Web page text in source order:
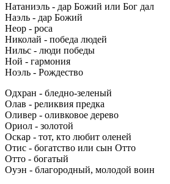
Натаниэль - дар Божий или Бог дал
Наэль - дар Божий
Неор - роса
Николай - победа людей
Нильс - люди победы
Ной - гармония
Ноэль - Рождество
Одхран - бледно-зеленый
Олав - реликвия предка
Оливер - оливковое дерево
Ориол - золотой
Оскар - тот, кто любит оленей
Отис - богатство или сын Отто
Отто - богатый
Оуэн - благородный, молодой воин